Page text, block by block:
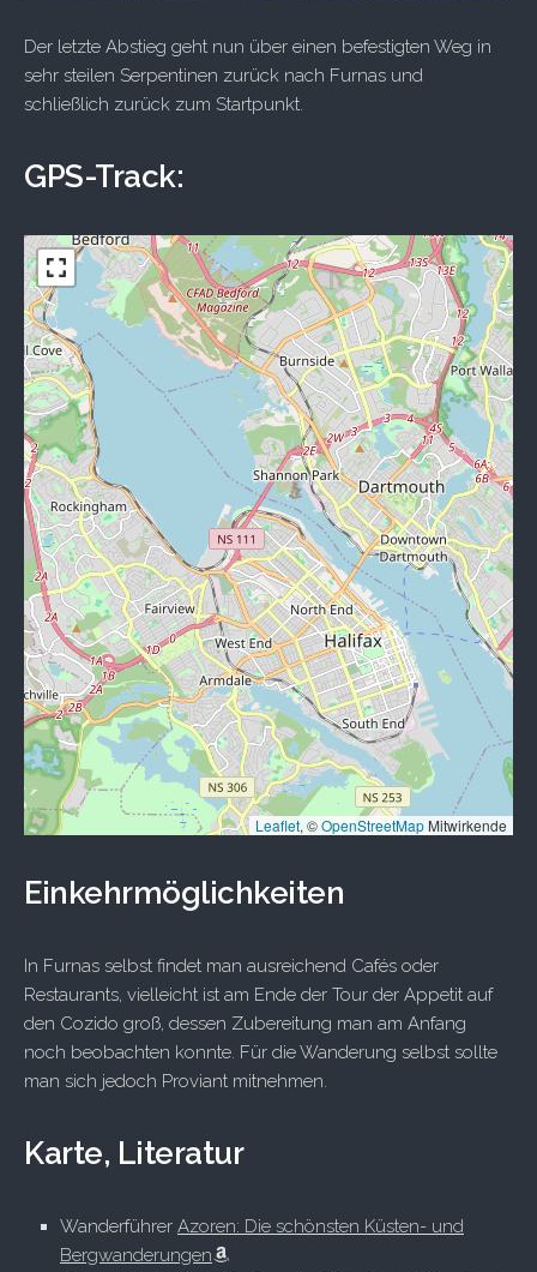
Der letzte Abstieg geht nun über einen befestigten Weg in
sehr steilen Serpentinen zurück nach Furnas und
schließlich zurück zum Startpunkt.
GPS-Track:
Leaflet, ©OpenStreetMapMitwirkende
Einkehrmöglichkeiten
In Furnas selbst findet man ausreichend Cafés oder
Restaurants, vielleicht ist am Ende der Tour der Appetit auf
den Cozido groß, dessen Zubereitung man am Anfang
noch beobachten konnte. Für die Wanderung selbst sollte
man sich jedoch Proviant mitnehmen.
Karte, Literatur
Wanderführer Azoren: Die schönsten Küsten- und
Bergwanderungen